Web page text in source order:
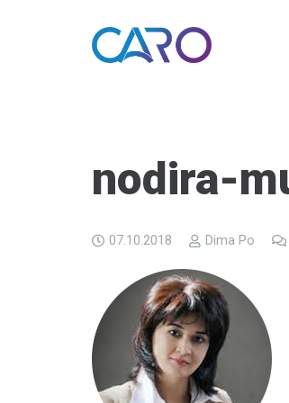
nodira-
07.10.2018 Dima Po